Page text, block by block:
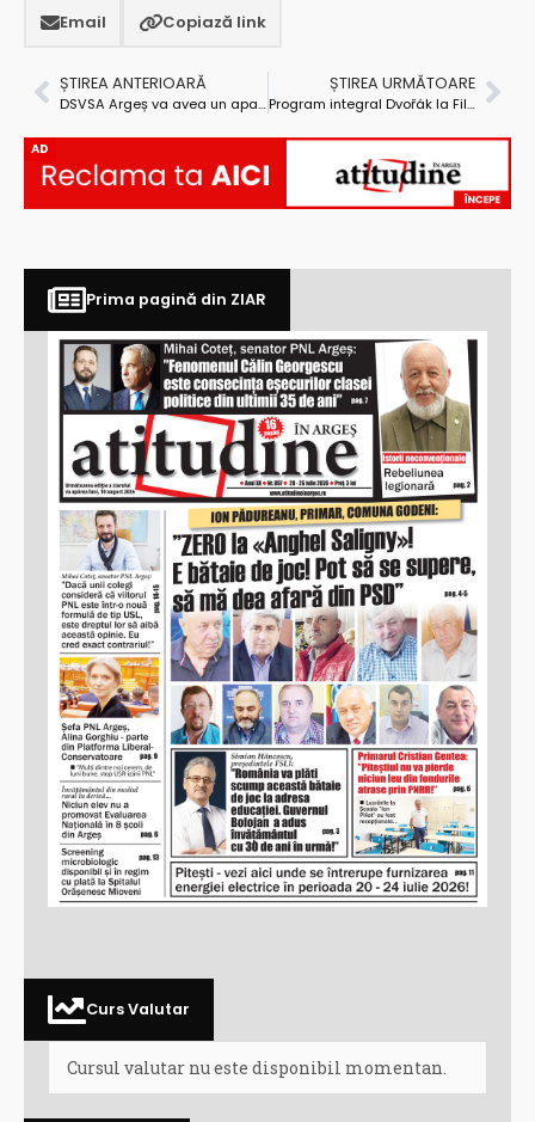
Email Copiază link
ȘTIREA ANTERIOARĂ
DSVSA Argeș va avea un aparat PCR funcțional până la sfârșitul anului
ȘTIREA URMĂTOARE
Program integral Dvořák la Filarmonica Pitești
AD
Prima pagină din ZIAR
Curs Valutar
Cursul valutar nu este disponibil momentan.